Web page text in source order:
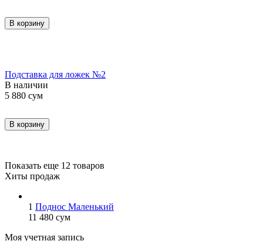
В корзину
Подставка для ложек №2
В наличии
5 880 сум
В корзину
Показать еще 12 товаров
Хиты продаж
1 Поднос Маленький
11 480 сум
Моя учетная запись